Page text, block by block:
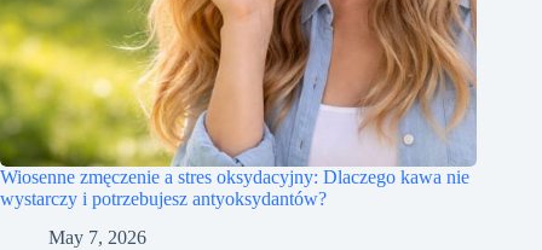
Wiosenne zmęczenie a stres oksydacyjny: Dlaczego kawa nie
wystarczy i potrzebujesz antyoksydantów?
May 7, 2026